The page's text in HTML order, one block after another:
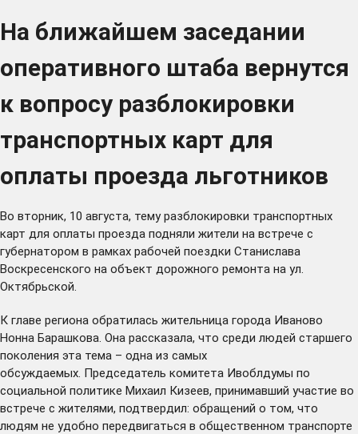
На ближайшем заседании
оперативного штаба вернутся
к вопросу разблокировки
транспортных карт для
оплаты проезда льготников
Во вторник, 10 августа, тему разблокировки транспортных
карт для оплаты проезда подняли жители на встрече с
губернатором в рамках рабочей поездки Станислава
Воскресенского на объект дорожного ремонта на ул.
Октябрьской.
К главе региона обратилась жительница города Иваново
Нонна Барашкова. Она рассказала, что среди людей старшего
поколения эта тема – одна из самых
обсуждаемых. Председатель комитета Ивоблдумы по
социальной политике Михаил Кизеев, принимавший участие во
встрече с жителями, подтвердил: обращений о том, что
людям не удобно передвигаться в общественном транспорте